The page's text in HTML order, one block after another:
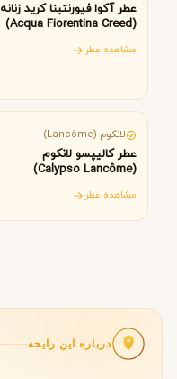
عطر آکوا فیورنتینا کرید زنانه
(Acqua Fiorentina Creed)
مشاهده عطر
لانکوم (Lancôme)
عطر کالیپسو لانکوم
(Calypso Lancôme)
مشاهده عطر
درباره این رایحه